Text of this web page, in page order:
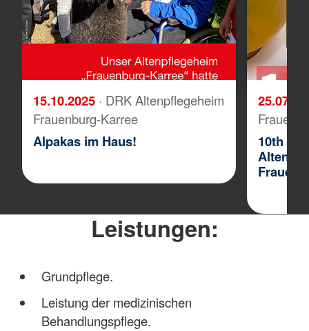
15.10.2025 · DRK Altenpflegeheim
Frauenburg-Karree
Alpakas im Haus!
10th
Leistungen:
Grundpflege.
Leistung der medizinischen
Behandlungspflege.